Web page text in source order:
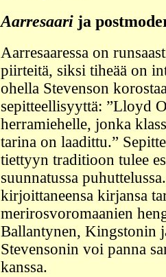
Aarresaari ja
Aarresaaressa on
piirteitä, siksi tiheää on
ohella Stevenson
sepitteellisyyttä: ”Lloyd
herramiehelle, jonka
tarina on laadittu.”
tiettyyn traditioon tulee
suunnatussa
kirjoittaneensa kirjansa
merirosvoromaanien
Ballantynen, Kingstonin
Stevensonin voi panna
kanssa.